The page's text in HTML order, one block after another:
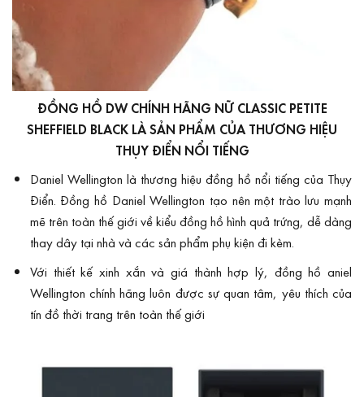
ĐỒNG HỒ DW CHÍNH HÃNG NỮ CLASSIC PETITE
SHEFFIELD BLACK LÀ SẢN PHẨM CỦA THƯƠNG HIỆU
THỤY ĐIỂN NỔI TIẾNG
Daniel Wellington là thương hiệuđồng hồ nổi tiếng của Thụy
Điển. Đồng hồ Daniel Wellington tạo nên một trào lưu mạnh
mẽ trên toàn thế giới về kiểu đồng hồ hình quả trứng, dễ dàng
thay dây tại nhà và các sản phẩm phụ kiện đi kèm.
Với thiết kế xinh xắn và giá thành hợp lý, đồng hồ aniel
Wellington chính hãng luôn được sự quan tâm, yêu thích của
tín đồ thời trang trên toàn thế giới